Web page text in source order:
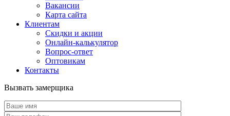
Вакансии
Карта сайта
Клиентам
Скидки и акции
Онлайн-калькулятор
Вопрос-ответ
Оптовикам
Контакты
Вызвать замерщика